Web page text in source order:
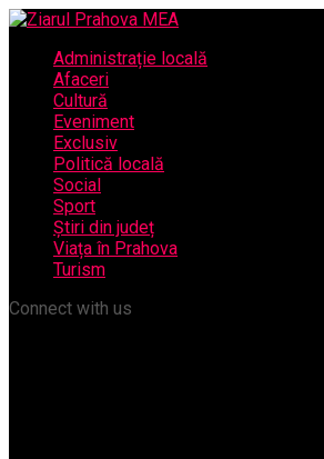
Administrație locală
Afaceri
Cultură
Eveniment
Exclusiv
Politică locală
Social
Sport
Știri din județ
Viața în Prahova
Turism
Connect with us